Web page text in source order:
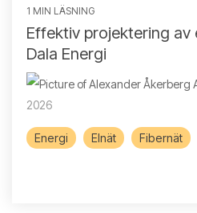
1 MIN LÄSNING
Effektiv projektering
Dala Energi
2026
Energi Elnät Fibernät